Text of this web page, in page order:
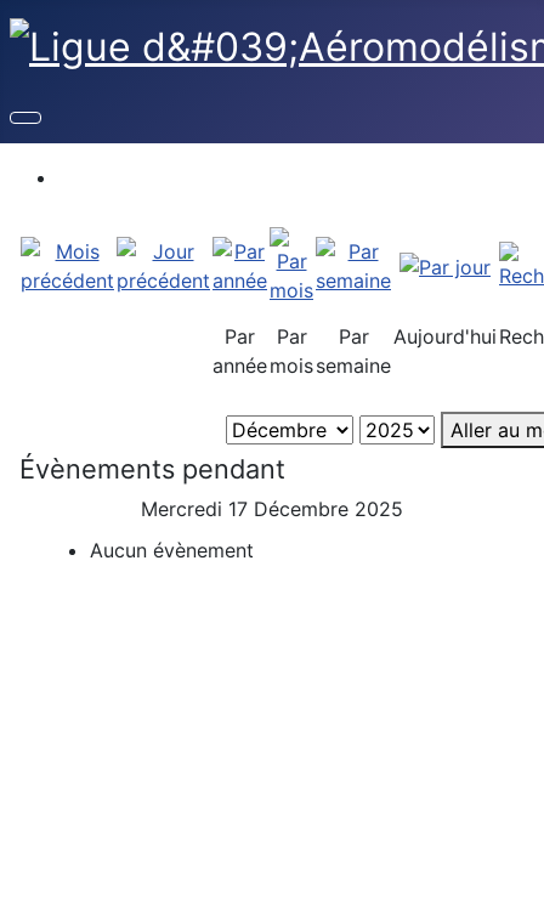
Par
année
Par
mois
Par
semaine
Aujourd'hui
Aller au
Évènements pendant
Mercredi 17 Décembre 2025
Aucun évènement